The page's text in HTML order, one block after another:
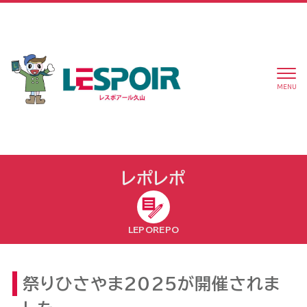
MENU
レポレポ
LEPOREPO
祭りひさやま2025が開催されま